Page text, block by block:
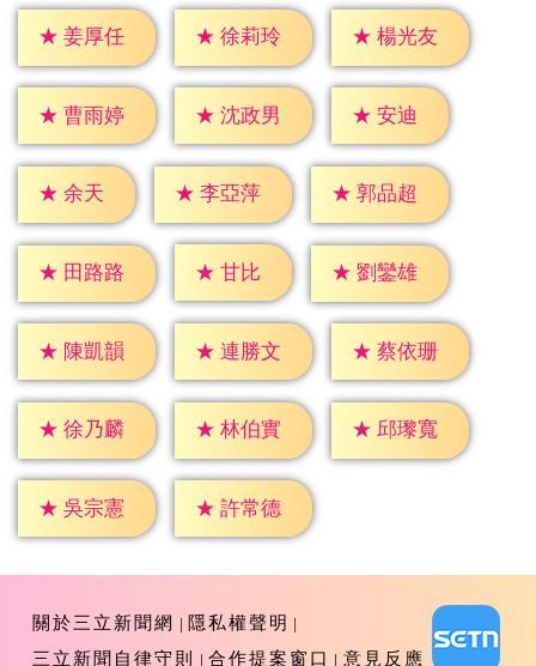
★ 姜厚任 ★ 徐莉玲 ★ 楊光友
★ 曹雨婷 ★ 沈政男 ★ 安迪
★ 余天 ★ 李亞萍 ★ 郭品超
★ 田路路 ★ 甘比 ★ 劉鑾雄
★ 陳凱韻 ★ 連勝文 ★ 蔡依珊
★ 徐乃麟 ★ 林伯實 ★ 邱瓈寬
★ 吳宗憲 ★ 許常德
關於三立新聞網
隱私權聲明
三立新聞自律守則
合作提案窗口 意見反應